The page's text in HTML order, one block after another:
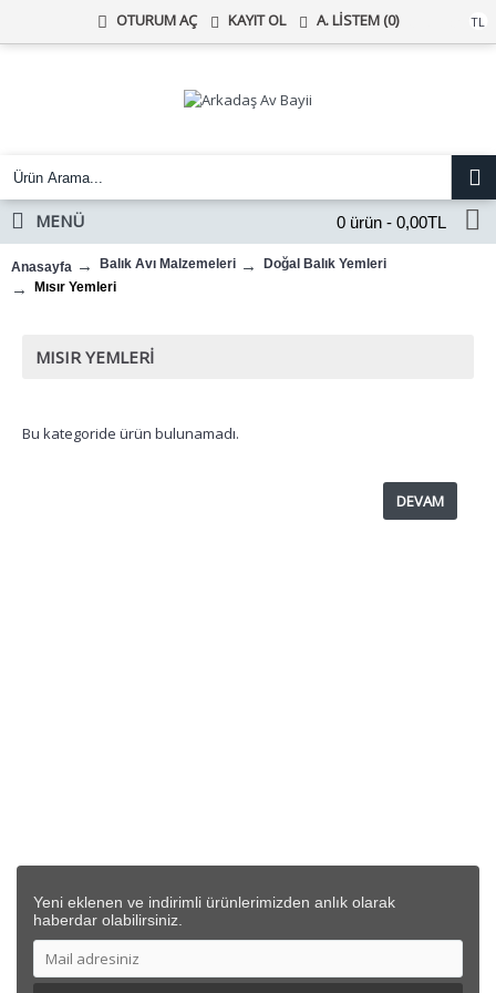
TL
OTURUM AÇ KAYIT OL A. LISTEM (0)
0 ürün - 0,00TL
MENÜ
Anasayfa Balık Avı Malzemeleri
Doğal Balık Yemleri
Mısır Yemleri
MISIR YEMLERI
Bu kategoride ürün bulunamadı.
DEVAM
Yeni eklenen ve indirimli ürünlerimizden anlık olarak
haberdar olabilirsiniz.